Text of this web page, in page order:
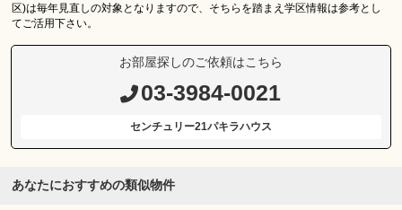
区)は毎年見直しの対象となりますので、そちらを踏まえ学区情報は参考とし
てご活用下さい。
お部屋探しのご依頼はこちら
03-3984-0021
センチュリー21パキラハウス
あなたにおすすめの類似物件